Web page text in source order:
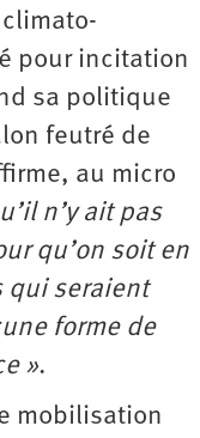
pour incitation
sa politique
feutré de
au micro
n’y ait pas
qu’on soit en
qui seraient
forme de
».
mobilisation